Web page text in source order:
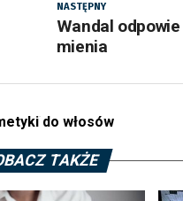
NASTĘPNY
Wandal
mienia
.do włosów
TAKŻE